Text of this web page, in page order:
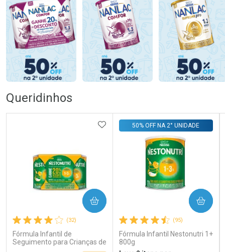
Queridinhos
(32)
Fórmula Infantil de
Seguimento para Crianças de
Primeira Infância Nestonutri
ADICIONAR AOS FAVORITOS
COMPRAR
(95)
Fórmula Infantil Nestonutri 1+
800g
50% OFF NA 2° UNIDADE
COMPRAR